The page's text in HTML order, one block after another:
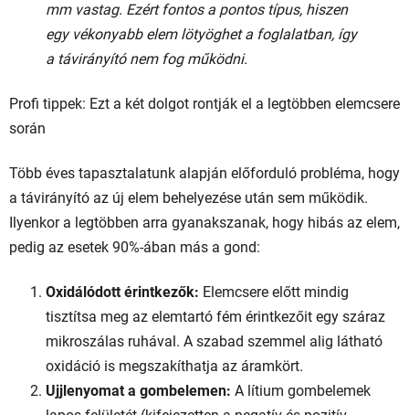
mm vastag. Ezért fontos a pontos típus, hiszen
egy vékonyabb elem lötyöghet a foglalatban, így
a távirányító nem fog működni.
Profi tippek: Ezt a két dolgot rontják el a legtöbben elemcsere
során
Több éves tapasztalatunk alapján előforduló probléma, hogy
a távirányító az új elem behelyezése után sem működik.
Ilyenkor a legtöbben arra gyanakszanak, hogy hibás az elem,
pedig az esetek 90%-ában más a gond:
Oxidálódott érintkezők: Elemcsere előtt mindig
tisztítsa meg az elemtartó fém érintkezőit egy száraz
mikroszálas ruhával. A szabad szemmel alig látható
oxidáció is megszakíthatja az áramkört.
Ujjlenyomat a gombelemen: A lítium gombelemek